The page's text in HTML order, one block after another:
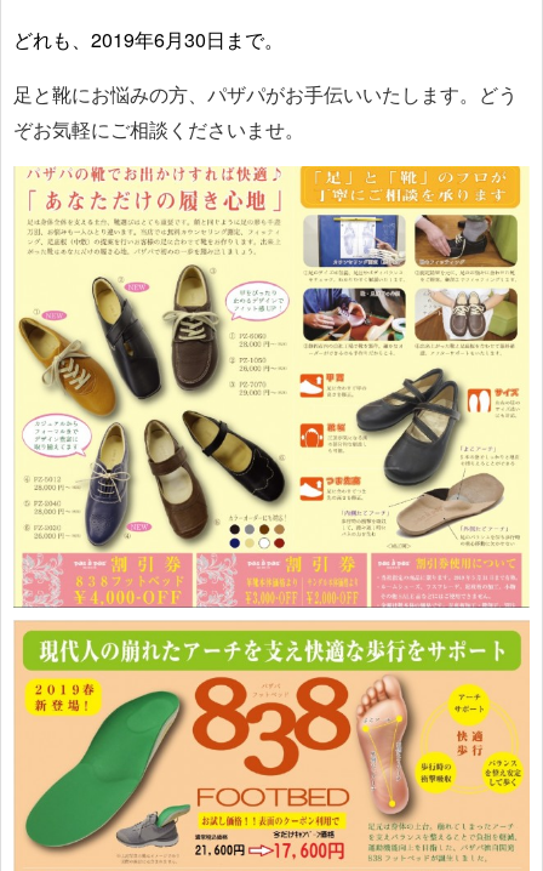
どれも、2019年6月30日まで。
足と靴にお悩みの方、パザパがお手伝いいたします。どう
ぞお気軽にご相談くださいませ。